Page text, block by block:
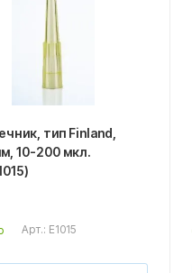
тип Finland,
10-200 мкл.
Арт.: E1015